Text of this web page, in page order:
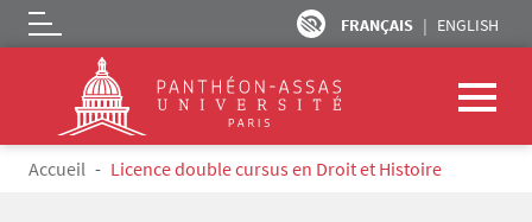
Aller au contenu principal
FRANÇAIS ENGLISH
Logo
Fil d'Ariane
Accueil Licence double cursus en Droit et Histoire